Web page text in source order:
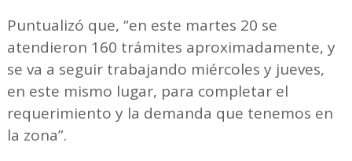
Puntualizó que, “en este martes 20 se
atendieron 160 trámites aproximadamente, y
se va a seguir trabajando miércoles y jueves,
en este mismo lugar, para completar el
requerimiento y la demanda que tenemos en
la zona”.